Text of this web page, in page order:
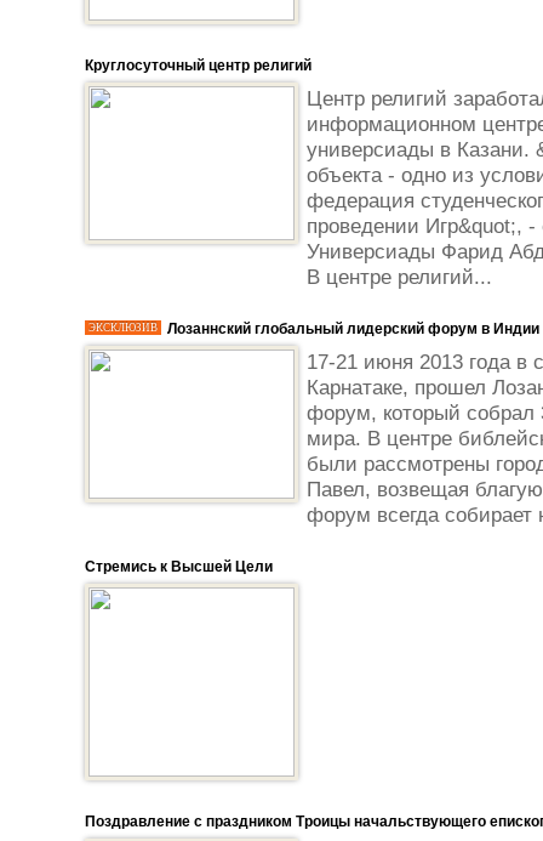
Круглосуточный центр религий
Центр религий
информационном
универсиады в Казани.
объекта - одно из
федерация
проведении Игр&quot;,
Универсиады Фарид
В центре религий...
ЭКСКЛЮЗИВ Лозаннский глобальный лидерский форум в Индии
17-21 июня 2013 года в
Карнатаке, прошел
форум, который собрал
мира. В центре
были рассмотрены
Павел, возвещая
форум всегда
Стремись к Высшей Цели
Поздравление с праздником Троицы начальствующего